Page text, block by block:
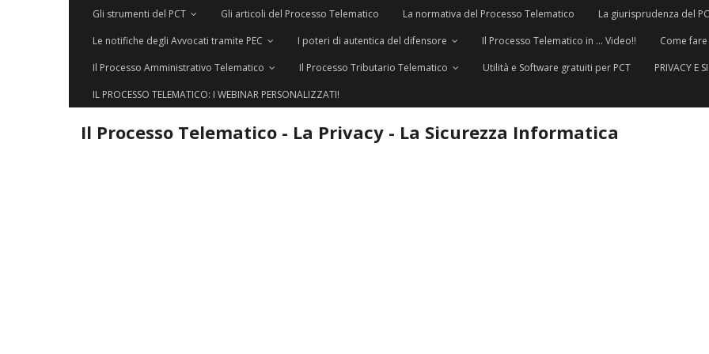
Gli strumenti del PCT Gli articoli del Processo Telematico La normativa del Processo Telematico
La giurisprudenza del
Le notifiche degli Avvocati tramite PEC
I poteri di autentica del difensore Il Processo Telematico in … Video!!
Come
Il Processo Amministrativo Telematico
Il Processo Tributario Telematico Utilità e Software gratuiti per PCT
PRIVACY E
IL PROCESSO TELEMATICO: I WEBINAR PERSONALIZZATI!
Il Processo Telematico - La Privacy - La Sicurezza Informatica